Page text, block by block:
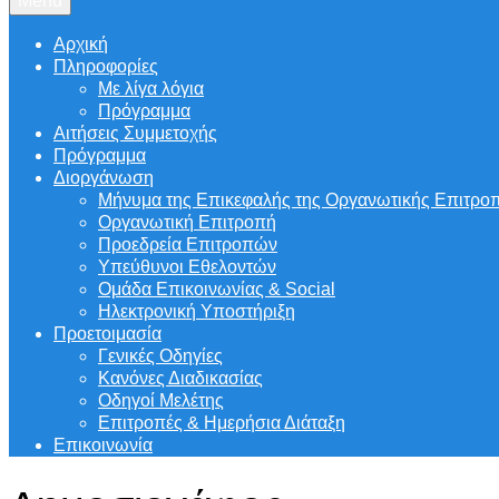
Αρχική
Πληροφορίες
Με λίγα λόγια
Πρόγραμμα
Αιτήσεις Συμμετοχής
Πρόγραμμα
Διοργάνωση
Μήνυμα της Επικεφαλής της Οργανωτικής
Οργανωτική Επιτροπή
Προεδρεία Επιτροπών
Υπεύθυνοι Εθελοντών
Ομάδα Επικοινωνίας & Social
Ηλεκτρονική Υποστήριξη
Προετοιμασία
Γενικές Οδηγίες
Κανόνες Διαδικασίας
Οδηγοί Μελέτης
Επιτροπές & Ημερήσια Διάταξη
Επικοινωνία